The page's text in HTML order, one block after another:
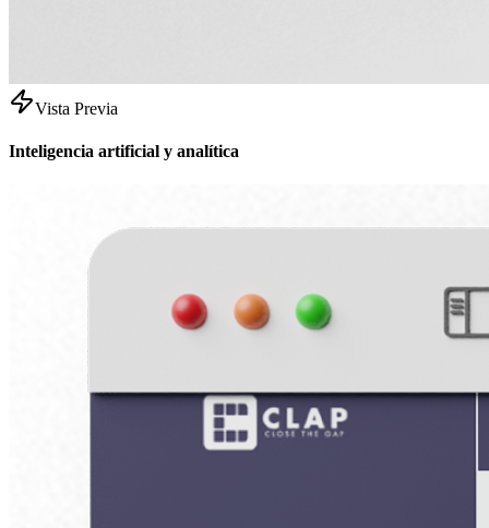
Vista Previa
Inteligencia artificial y analítica